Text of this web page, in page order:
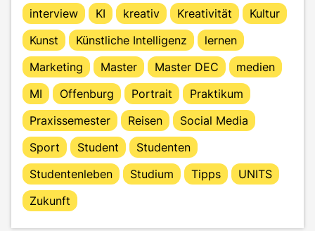
interview
KI kreativ Kreativität
Kultur
Kunst
Künstliche Intelligenz
lernen
Marketing
Master Master DEC
medien
MI
Offenburg Portrait
Praktikum
Praxissemester
Reisen
Social Media
Sport
Student
Studenten
Studentenleben
Studium Tipps
UNITS
Zukunft